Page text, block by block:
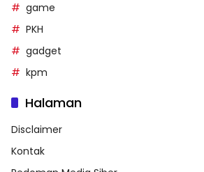
game
PKH
gadget
kpm
Halaman
Disclaimer
Kontak